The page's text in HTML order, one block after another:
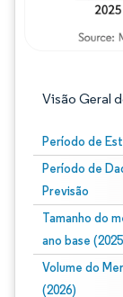
Visão Geral
Período de
Período de
Previsão
Tamanho do
ano base
Volume do
(2026)